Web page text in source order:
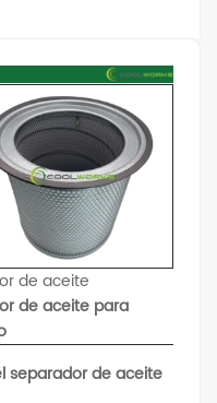
de aceite
de aceite para
separador de aceite